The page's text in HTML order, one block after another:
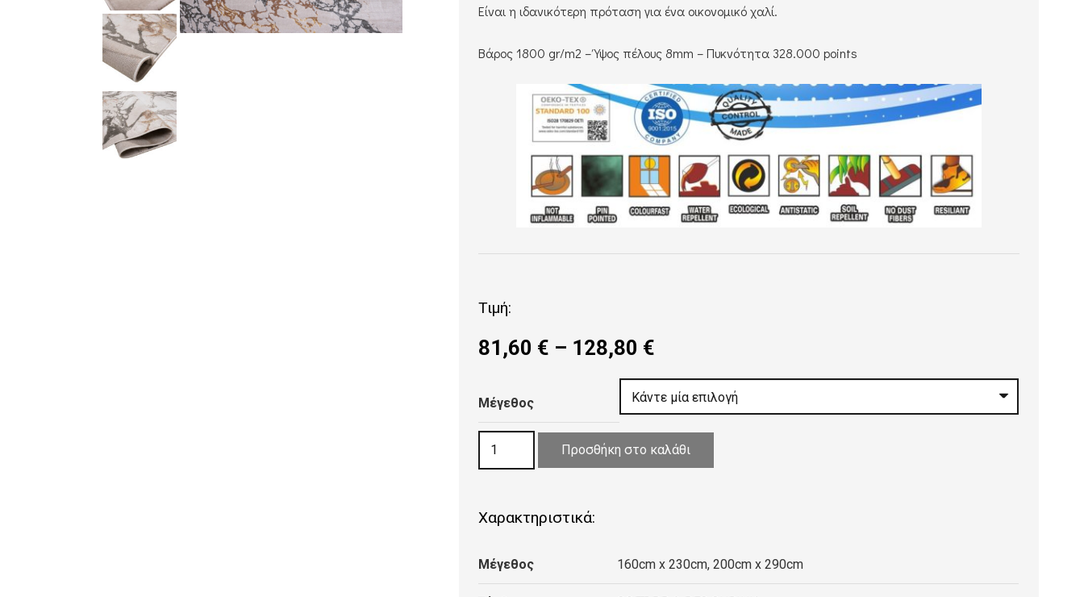
Είναι η ιδανικότερη πρόταση για ένα οικονομικό χαλί.
Βάρος 1800 gr/m2 – Ύψος πέλους 8mm – Πυκνότητα 328.000 points
Τιμή:
81,60 € – 128,80 €
81,60 €
through
128,80 €
Μέγεθος
CREAM
ποσότητα
Προσθήκη στο καλάθι
Χαρακτηριστικά:
Μέγεθος 160cm x 230cm, 200cm x 290cm